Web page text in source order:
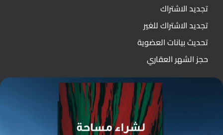
تجديد الاشتراك
تجديد الاشتراك للغير
تحديث بيانات العضوية
حجز الشهر العقاري